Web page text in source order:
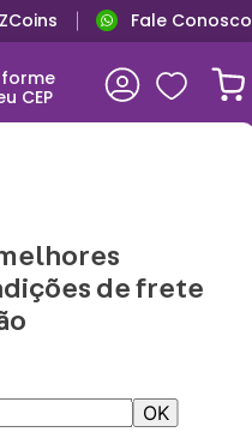
Fale Conosco
CEP
de frete
OK
e
Copiar
PETS